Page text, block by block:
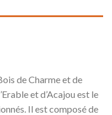
de Charme et de
et d’Acajou est le
Il est composé de